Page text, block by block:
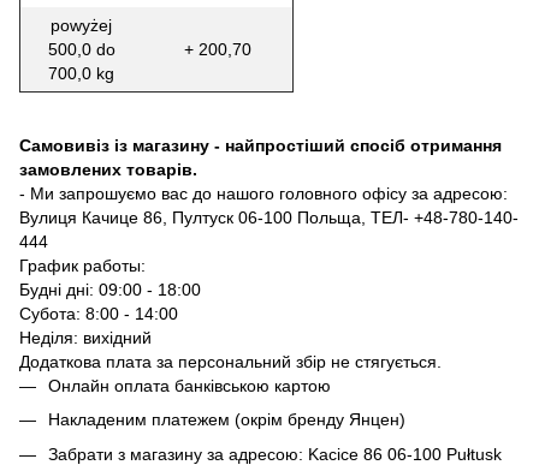
powyżej
500,0 do
700,0 kg
+ 200,70
Самовивіз із магазину - найпростіший спосіб отримання
замовлених товарів.
- Ми запрошуємо вас до нашого головного офісу за адресою:
Вулиця Качице 86, Пултуск 06-100 Польща, ТЕЛ- +48-780-140-
444
График работы:
Будні дні: 09:00 - 18:00
Субота: 8:00 - 14:00
Неділя: вихідний
Додаткова плата за персональний збір не стягується.
Онлайн оплата банківською картою
Накладеним платежем (окрім бренду Янцен)
Забрати з магазину за адресою: Kacice 86 06-100 Pułtusk